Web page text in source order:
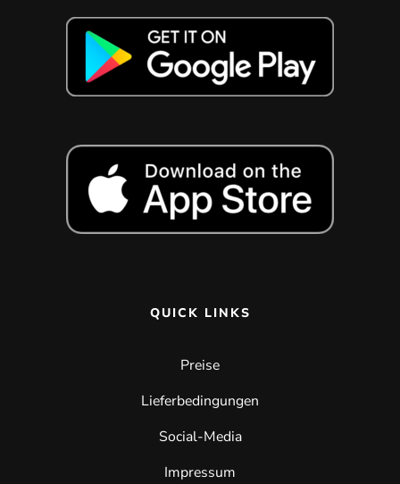
QUICK LINKS
Preise
Lieferbedingungen
Social-Media
Impressum